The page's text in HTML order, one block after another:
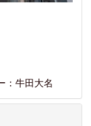
：牛田大名